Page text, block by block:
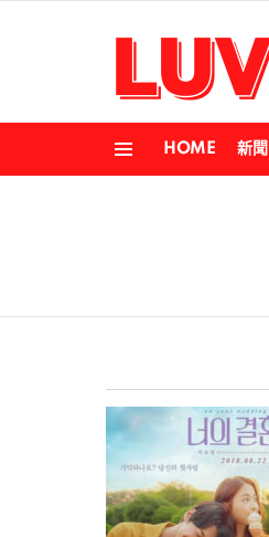
HOME 新聞